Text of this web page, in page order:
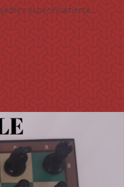
específicamente...